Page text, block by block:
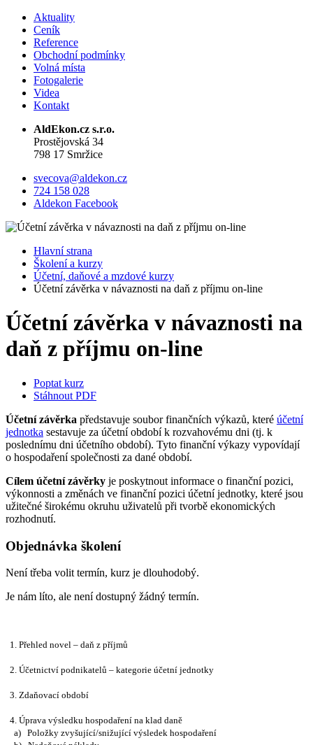
Aktuality
Ceník
Reference
Obchodní podmínky
Volná místa
Fotogalerie
Videa
Kontakt
AldEkon.cz s.r.o.
Prostějovská 34
798 17 Smržice
svecova@aldekon.cz
724 158 028
Aldekon Facebook
Hlavní strana
Školení a kurzy
Účetní, daňové a mzdové kurzy
Účetní závěrka v návaznosti na daň z příjmu on-line
Účetní závěrka v návaznosti na
daň z příjmu on-line
Poptat kurz
Stáhnout PDF
Účetní závěrka představuje soubor finančních výkazů, které účetní
jednotka sestavuje za účetní období k rozvahovému dni (tj. k
poslednímu dni účetního období). Tyto finanční výkazy vypovídají
o hospodaření společnosti za dané období.
Cílem účetní závěrky je poskytnout informace o finanční pozici,
výkonnosti a změnách ve finanční pozici účetní jednotky, které jsou
užitečné širokému okruhu uživatelů při tvorbě ekonomických
rozhodnutí.
Objednávka školení
Není třeba volit termín, kurz je dlouhodobý.
Je nám líto, ale není dostupný žádný termín.
1. Přehled novel – daň z příjmů
2. Účetnictví podnikatelů – kategorie účetní jednotky
3. Zdaňovací období
4. Úprava výsledku hospodaření na klad daně
a) Položky zvyšující/snižující výsledek hospodaření